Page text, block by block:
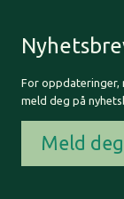
For oppdateringer,
meld deg på
Meld